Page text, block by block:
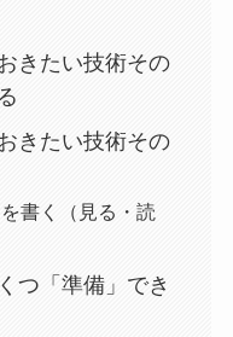
きたい技術その
きたい技術その
書く（見る・読
つ「準備」でき